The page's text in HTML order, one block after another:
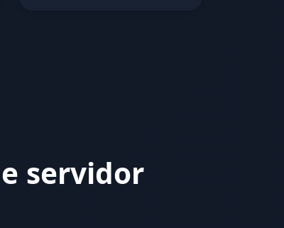
servidor